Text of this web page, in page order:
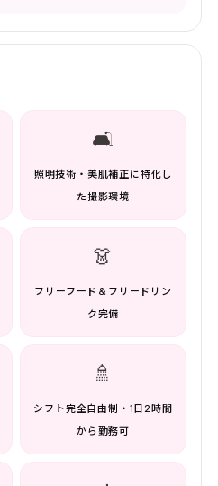
🛋️
照明技術・美肌補正に特化し
た撮影環境
👗
フリーフード＆フリードリン
ク完備
🚿
シフト完全自由制・1日2時間
から勤務可